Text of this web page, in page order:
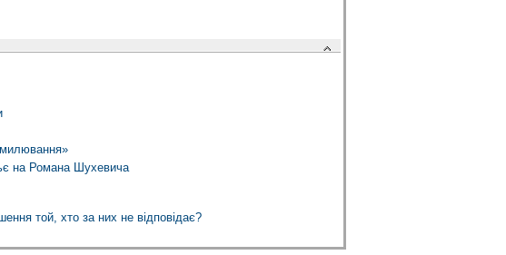
на Романа Шухевича
той, хто за них не відповідає?